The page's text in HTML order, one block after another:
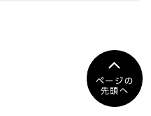
ページの
先頭へ